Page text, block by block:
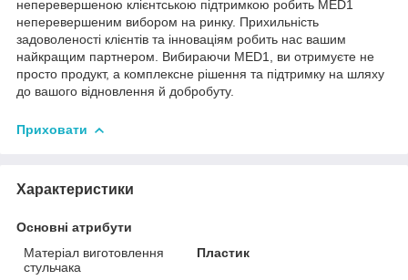
неперевершеною клієнтською підтримкою робить MED1
неперевершеним вибором на ринку. Прихильність
задоволеності клієнтів та інноваціям робить нас вашим
найкращим партнером. Вибираючи MED1, ви отримуєте не
просто продукт, а комплексне рішення та підтримку на шляху
до вашого відновлення й добробуту.
Приховати
Характеристики
Основні атрибути
Матеріал виготовлення
стульчака
Пластик